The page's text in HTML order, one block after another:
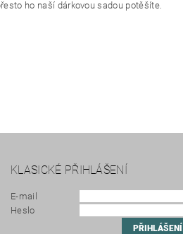
ho naší dárkovou sadou potěšíte.
KLASICKÉ PŘIHLÁŠENÍ
E-mail
Heslo